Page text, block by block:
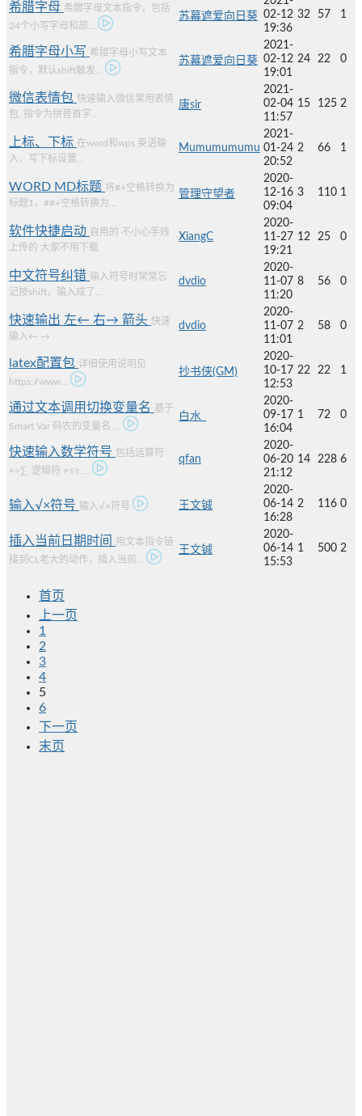
希腊字母 希腊字母文本指令，包括
24个小写字母和部...
苏幕遮爱向日葵 02-12
19:36
32 57 1
希腊字母小写 希腊字母小写文本
指令，默认shift触发...
苏幕遮爱向日葵
2021-
02-12
19:01
24 22 0
微信表情包 快速输入微信常用表情
包, 指令为拼音首字...
唐sir
2021-
02-04
11:57
15 125 2
上标、下标 在word和wps 英语输
入，写下标设置...
Mumumumumu
2021-
01-24
20:52
2 66 1
WORD MD标题 将#+空格转换为
标题1，##+空格转换为...
管理守望者
2020-
12-16
09:04
3 110 1
软件快捷启动 自用的 不小心手残
上传的 大家不用下载
XiangC
2020-
11-27
19:21
12 25 0
中文符号纠错 输入符号时常常忘
记按shift，输入成了...
dvdio
2020-
11-07
11:20
8 56 0
快速输出 左← 右→ 箭头 快速
输入← →
dvdio
2020-
11-07
11:01
2 58 0
latex配置包 详细使用说明见
https://www...
抄书侠(GM)
2020-
10-17
12:53
22 22 1
通过文本调用切换变量名 基于
Smart Var 码农的变量名 ...
白水_
2020-
09-17
16:04
1 72 0
快速输入数学符号 包括运算符
×÷∑, 逻辑符 ≠≤≥,...
qfan
2020-
06-20
21:12
14 228 6
输入√×符号 输入√×符号 王文铖
2020-
06-14
16:28
2 116 0
插入当前日期时间
用文本指令链
接到CL老大的动作，插入当前...
王文铖
2020-
06-14
15:53
1 500 2
首页
上一页
1
2
3
4
5
6
下一页
末页